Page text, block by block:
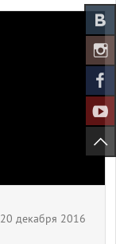
20 декабря 2016